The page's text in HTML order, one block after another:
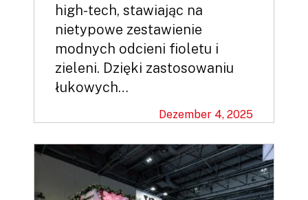
high-tech, stawiając na
nietypowe zestawienie
modnych odcieni fioletu i
zieleni. Dzięki zastosowaniu
łukowych…
Dezember 4, 2025